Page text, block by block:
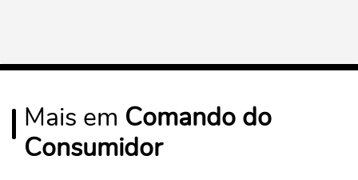
Mais em Comando do
Consumidor